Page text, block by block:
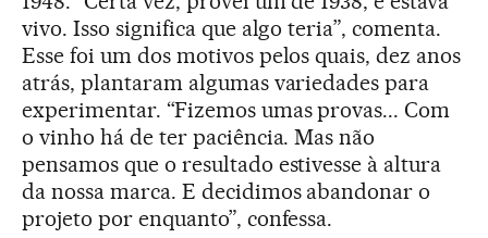
vivo. Isso significa que algo teria”, comenta.
Esse foi um dos motivos pelos quais, dez anos
atrás, plantaram algumas variedades para
experimentar. “Fizemos umas provas... Com
o vinho há de ter paciência. Mas não
pensamos que o resultado estivesse à altura
da nossa marca. E decidimos abandonar o
projeto por enquanto”, confessa.